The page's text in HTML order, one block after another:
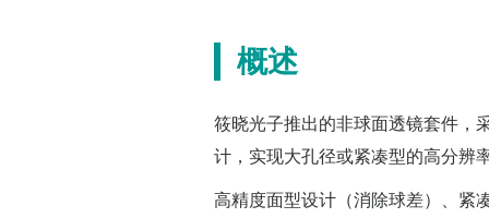
概述
筱晓光子推出的非球面透镜套件，
计，实现大孔径或紧凑型的高分辨
高精度面型设计（消除球差）、紧